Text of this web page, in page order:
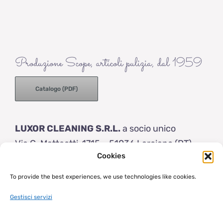
Cookies
To provide the best experiences, we use technologies like cookies.
Gestisci servizi
Produzione Scope, articoli pulizia, dal 1959
Catalogo (PDF)
LUXOR CLEANING S.R.L.a socio unico
Via G. Matteotti, 1715 – 51036 Larciano (PT)
Tel: (+39) 0573 83154